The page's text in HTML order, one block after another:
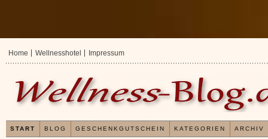
Home Wellnesshotel Impressum
START BLOG GESCHENKGUTSCHEIN KATEGORIEN ARCHIV